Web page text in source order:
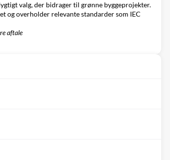
valg, der bidrager til grønne byggeprojekter.
og overholder relevante standarder som IEC
aftale